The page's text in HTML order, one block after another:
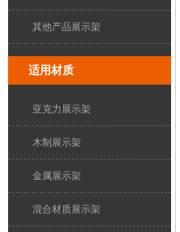
其他产品展示架
适用材质
亚克力展示架
木制展示架
金属展示架
混合材质展示架